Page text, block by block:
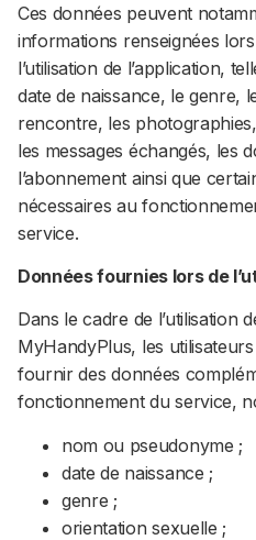
Ces données peuvent
informations renseignées
l’utilisation de l’application,
date de naissance, le genre,
rencontre, les
les messages échangés, les
l’abonnement ainsi que
nécessaires au
service.
Données fournies lors de
Dans le cadre de l’utilisation
MyHandyPlus, les
fournir des données
fonctionnement du service,
nom ou pseudonyme ;
date de naissance ;
genre ;
orientation sexuelle ;